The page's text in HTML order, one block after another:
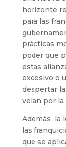
horizonte
para las
prácticas
poder que
estas
excesivo o
despertar
velan por la
Además la
las
que se